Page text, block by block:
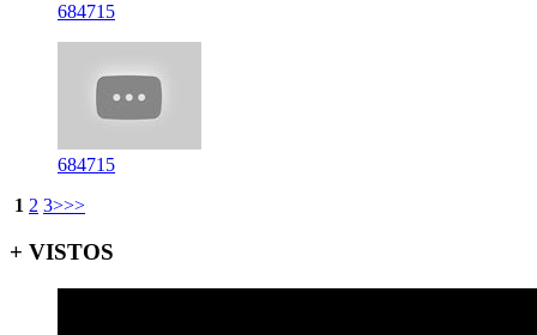
684715
684715
1 2 3>>>
+ VISTOS